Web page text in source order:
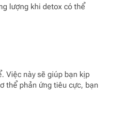
lượng khi detox có thể
Việc này sẽ giúp bạn kịp
thể phản ứng tiêu cực, bạn